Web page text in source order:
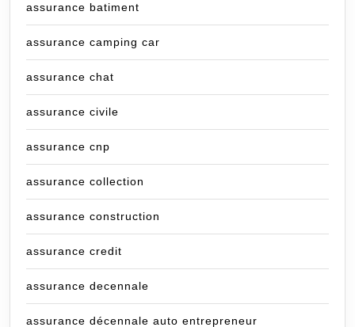
assurance batiment
assurance camping car
assurance chat
assurance civile
assurance cnp
assurance collection
assurance construction
assurance credit
assurance decennale
assurance décennale auto entrepreneur